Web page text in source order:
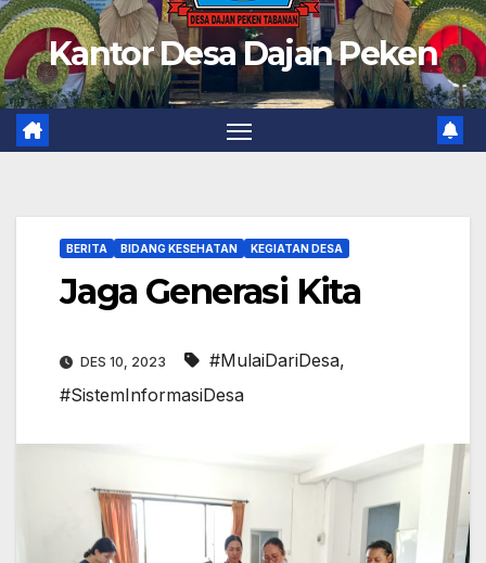
Kantor Desa Dajan Peken
BERITA BIDANG KESEHATAN KEGIATAN DESA
Jaga Generasi Kita
DES 10, 2023 #MulaiDariDesa,
#SistemInformasiDesa